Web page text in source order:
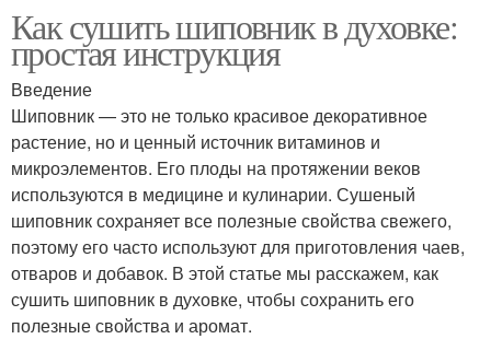
Как сушить шиповник в духовке:
простая инструкция
Введение
Шиповник — это не только красивое декоративное
растение, но и ценный источник витаминов и
микроэлементов. Его плоды на протяжении веков
используются в медицине и кулинарии. Сушеный
шиповник сохраняет все полезные свойства свежего,
поэтому его часто используют для приготовления чаев,
отваров и добавок. В этой статье мы расскажем, как
сушить шиповник в духовке, чтобы сохранить его
полезные свойства и аромат.